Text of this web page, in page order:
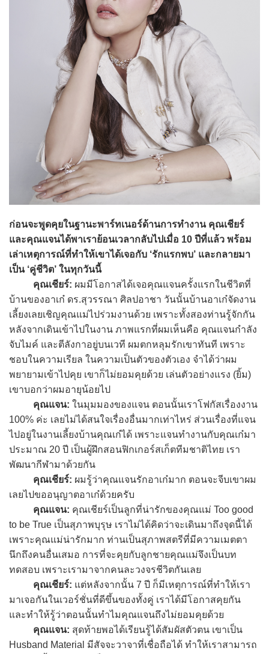
ก่อนจะพูดคุยในฐานะพาร์ทเนอร์ด้านการทำงาน คุณเชียร์
และคุณแจนได้พาเราย้อนเวลากลับไปเมื่อ 10 ปีที่แล้ว พร้อม
เล่าเหตุการณ์ที่ทำให้เขาได้เจอกับ ‘รักแรกพบ’ และกลายมา
เป็น ‘คู่ชีวิต’ ในทุกวันนี้
คุณเชียร์: ผมมีโอกาสได้เจอคุณแจนครั้งแรกในชีวิตที่
บ้านของอาเก๋ ดร.สุวรรณา ศิลปอาชา วันนั้นบ้านอาเก๋จัดงาน
เลี้ยงเลยเชิญคุณแม่ไปร่วมงานด้วย เพราะทั้งสองท่านรู้จักกัน
หลังจากเดินเข้าไปในงาน ภาพแรกที่ผมเห็นคือ คุณแจนกำลัง
จับไมค์ และตีลังกาอยู่บนเวที ผมตกหลุมรักเขาทันที เพราะ
ชอบในความเรียล ในความเป็นตัวของตัวเอง จำได้ว่าผม
พยายามเข้าไปคุย เขาก็ไม่ยอมคุยด้วย เล่นตัวอย่างแรง (ยิ้ม)
เขาบอกว่าผมอายุน้อยไป
คุณแจน: ในมุมมองของแจน ตอนนั้นเราโฟกัสเรื่องงาน
100% ค่ะ เลยไม่ได้สนใจเรื่องอื่นมากเท่าไหร่ ส่วนเรื่องที่แจน
ไปอยู่ในงานเลี้ยงบ้านคุณเก๋ได้ เพราะแจนทำงานกับคุณเก๋มา
ประมาณ 20 ปี เป็นผู้ฝึกสอนฟิกเกอร์สเก็ตทีมชาติไทย เรา
พัฒนากีฬามาด้วยกัน
คุณเชียร์: ผมรู้ว่าคุณแจนรักอาเก๋มาก ตอนจะจีบเขาผม
เลยไปขออนุญาตอาเก๋ด้วยครับ
คุณแจน: คุณเชียร์เป็นลูกที่น่ารักของคุณแม่ Too good
to be True เป็นสุภาพบุรุษ เราไม่ได้คิดว่าจะเดินมาถึงจุดนี้ได้
เพราะคุณแม่น่ารักมาก ท่านเป็นสุภาพสตรีที่มีความเมตตา
นึกถึงคนอื่นเสมอ การที่จะคุยกับลูกชายคุณแม่จึงเป็นบท
ทดสอบ เพราะเรามาจากคนละวงจรชีวิตกันเลย
คุณเชียร์: แต่หลังจากนั้น 7 ปี ก็มีเหตุการณ์ที่ทำให้เรา
มาเจอกันในเวอร์ชั่นที่ดีขึ้นของทั้งคู่ เราได้มีโอกาสคุยกัน
และทำให้รู้ว่าตอนนั้นทำไมคุณแจนถึงไม่ยอมคุยด้วย
คุณแจน: สุดท้ายพอได้เรียนรู้ได้สัมผัสตัวตน เขาเป็น
Husband Material มีสัจจะวาจาที่เชื่อถือได้ ทำให้เราสามารถ